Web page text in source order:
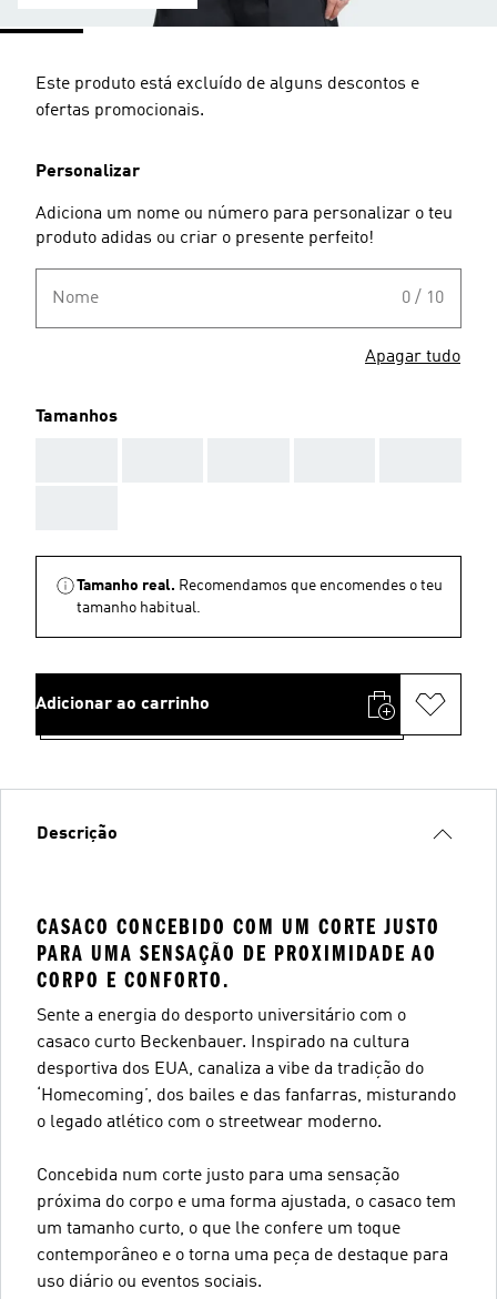
Este produto está excluído de alguns descontos e
ofertas promocionais.
Personalizar
Adiciona um nome ou número para personalizar o teu
produto adidas ou criar o presente perfeito!
Nome 0 / 10
Apagar tudo
Tamanhos
Tamanho real. Recomendamos que encomendes o teu
tamanho habitual.
Adicionar ao carrinho
Descrição
CASACO CONCEBIDO COM UM CORTE JUSTO
PARA UMA SENSAÇÃO DE PROXIMIDADE AO
CORPO E CONFORTO.
Sente a energia do desporto universitário com o
casaco curto Beckenbauer. Inspirado na cultura
desportiva dos EUA, canaliza a vibe da tradição do
‘Homecoming’, dos bailes e das fanfarras, misturando
o legado atlético com o streetwear moderno.
Concebida num corte justo para uma sensação
próxima do corpo e uma forma ajustada, o casaco tem
um tamanho curto, o que lhe confere um toque
contemporâneo e o torna uma peça de destaque para
uso diário ou eventos sociais.